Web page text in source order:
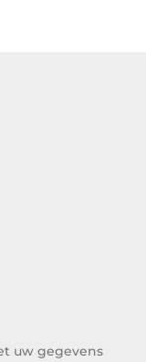
uw gegevens